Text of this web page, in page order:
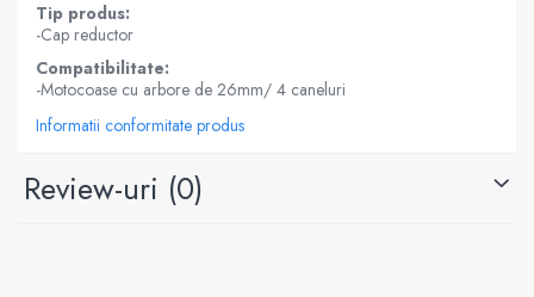
Tip produs:
-Cap reductor
Compatibilitate:
-Motocoase cu arbore de 26mm/ 4 caneluri
Informatii conformitate produs
Review-uri (0)